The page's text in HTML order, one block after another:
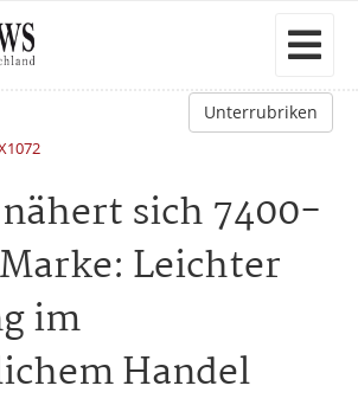
Unterrubriken
nähert sich 7400-
Leichter
im
Handel